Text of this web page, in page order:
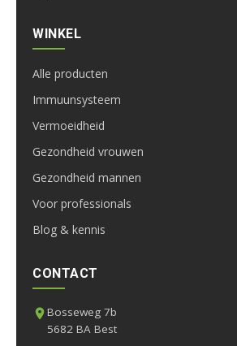
WINKEL
Alle producten
Immuunsysteem
Vermoeidheid
Gezondheid vrouwen
Gezondheid mannen
Voor professionals
Blog & kennis
CONTACT
Bosseweg 7b
5682 BA Best